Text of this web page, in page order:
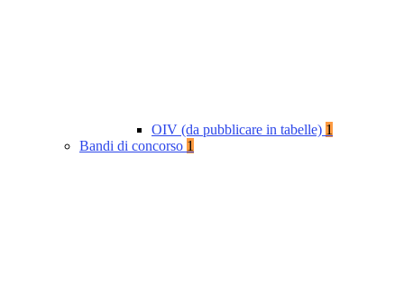
OIV (da pubblicare in tabelle) 1
Bandi di concorso 1